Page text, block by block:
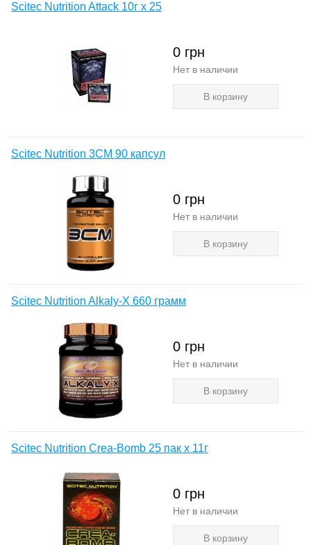
Scitec Nutrition Attack 10г х 25
0 грн
Нет в наличии
В корзину
Scitec Nutrition 3CM 90 капсул
0 грн
Нет в наличии
В корзину
Scitec Nutrition Alkaly-X 660 грамм
0 грн
Нет в наличии
В корзину
Scitec Nutrition Crea-Bomb 25 пак х 11г
0 грн
Нет в наличии
В корзину